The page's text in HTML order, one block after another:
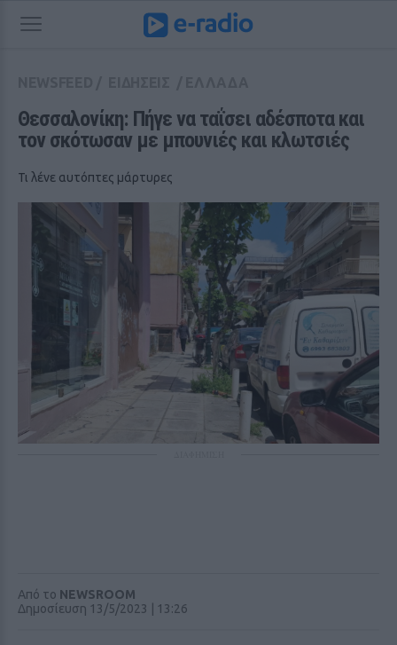
Θεσσαλονίκη: Πήγε να ταΐσει αδέσποτα και
τον σκότωσαν με μπουνιές και κλωτσιές
Τι λένε αυτόπτες μάρτυρες
Από το NEWSROOM
Δημοσίευση 13/5/2023 | 13:26